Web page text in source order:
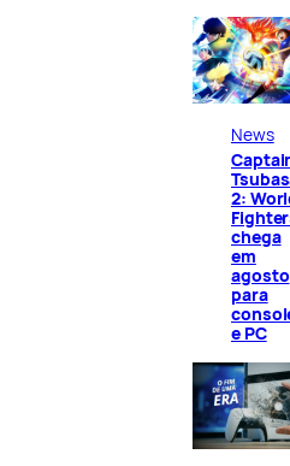
News
2:
chega
em
agosto
para
e PC